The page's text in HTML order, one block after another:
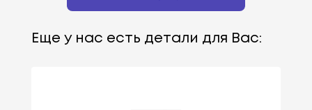
Еще у нас есть детали для Вас: